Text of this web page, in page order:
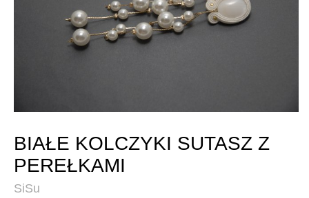
BIAŁE KOLCZYKI SUTASZ Z
PEREŁKAMI
SiSu